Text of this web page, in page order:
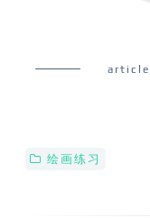
article
绘画练习